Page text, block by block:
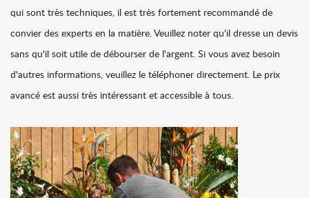
qui sont très techniques, il est très fortement recommandé de
convier des experts en la matière. Veuillez noter qu'il dresse un devis
sans qu'il soit utile de débourser de l'argent. Si vous avez besoin
d'autres informations, veuillez le téléphoner directement. Le prix
avancé est aussi très intéressant et accessible à tous.